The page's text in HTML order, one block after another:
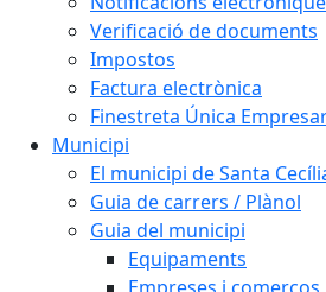
Verificació de documents
Impostos
Factura electrònica
Finestreta Única
Municipi
El municipi de Santa
Guia de carrers / Plànol
Guia del municipi
Equipaments